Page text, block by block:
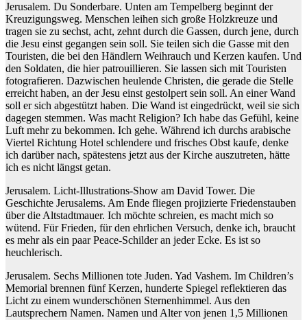
Jerusalem. Du Sonderbare. Unten am Tempelberg beginnt der
Kreuzigungsweg. Menschen leihen sich große Holzkreuze und
tragen sie zu sechst, acht, zehnt durch die Gassen, durch jene, durch
die Jesu einst gegangen sein soll. Sie teilen sich die Gasse mit den
Touristen, die bei den Händlern Weihrauch und Kerzen kaufen. Und
den Soldaten, die hier patrouillieren. Sie lassen sich mit Touristen
fotografieren. Dazwischen heulende Christen, die gerade die Stelle
erreicht haben, an der Jesu einst gestolpert sein soll. An einer Wand
soll er sich abgestützt haben. Die Wand ist eingedrückt, weil sie sich
dagegen stemmen. Was macht Religion? Ich habe das Gefühl, keine
Luft mehr zu bekommen. Ich gehe. Während ich durchs arabische
Viertel Richtung Hotel schlendere und frisches Obst kaufe, denke
ich darüber nach, spätestens jetzt aus der Kirche auszutreten, hätte
ich es nicht längst getan.
Jerusalem. Licht-Illustrations-Show am David Tower. Die
Geschichte Jerusalems. Am Ende fliegen projizierte Friedenstauben
über die Altstadtmauer. Ich möchte schreien, es macht mich so
wütend. Für Frieden, für den ehrlichen Versuch, denke ich, braucht
es mehr als ein paar Peace-Schilder an jeder Ecke. Es ist so
heuchlerisch.
Jerusalem. Sechs Millionen tote Juden. Yad Vashem. Im Children’s
Memorial brennen fünf Kerzen, hunderte Spiegel reflektieren das
Licht zu einem wunderschönen Sternenhimmel. Aus den
Lautsprechern Namen. Namen und Alter von jenen 1,5 Millionen